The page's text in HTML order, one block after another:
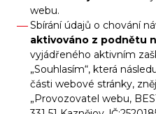
webu.
Sbírání údajů o chování
aktivováno z podnětu
vyjádřeného aktivním
„Souhlasím“, která
části webové stránky,
„Provozovatel webu,